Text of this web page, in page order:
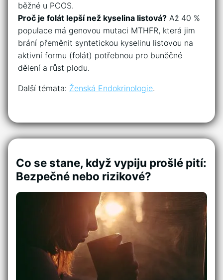
běžné u PCOS.
Proč je folát lepší než kyselina listová? Až 40 %
populace má genovou mutaci MTHFR, která jim
brání přeměnit syntetickou kyselinu listovou na
aktivní formu (folát) potřebnou pro buněčné
dělení a růst plodu.
Další témata: Ženská Endokrinologie.
Co se stane, když vypiju prošlé pití:
Bezpečné nebo rizikové?